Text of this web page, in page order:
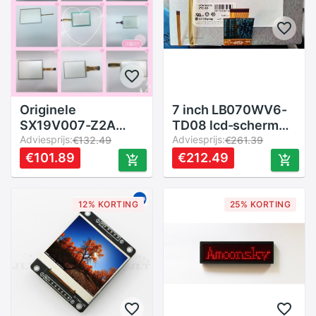
Originele
SX19V007-Z2A
Touch Glas
Adviesprijs:€132.49
€101.89
7 inch LB070WV6-
TD08 lcd-scherm
LB070WV6 (TD)
(08) Industriële
controle display
Adviesprijs:€261.39
€212.49
12% KORTING 25% KORTING